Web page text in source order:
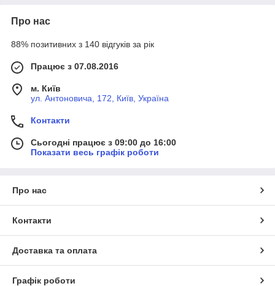
Про нас
88% позитивних з 140 відгуків за рік
Працює з 07.08.2016
м. Київ
ул. Антоновича, 172, Київ, Україна
Контакти
Сьогодні працює з 09:00 до 16:00
Показати весь графік роботи
Про нас
Контакти
Доставка та оплата
Графік роботи